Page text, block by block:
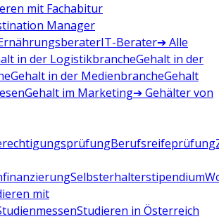
mit Fachabitur
Manager
IT-Berater➔ Alle
in der LogistikbrancheGehalt in der
Gehalt in der MedienbrancheGehalt
Gehalt im Marketing➔ Gehälter von
Berufsreifeprüfung
Selbsterhalterstipendium
mit
Studieren in Österreich